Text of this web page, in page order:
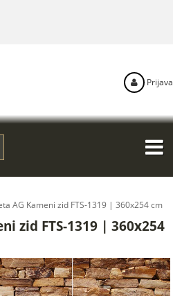
AG Kameni zid FTS-1319 | 360x254 cm
zid FTS-1319 | 360x254
Prijava